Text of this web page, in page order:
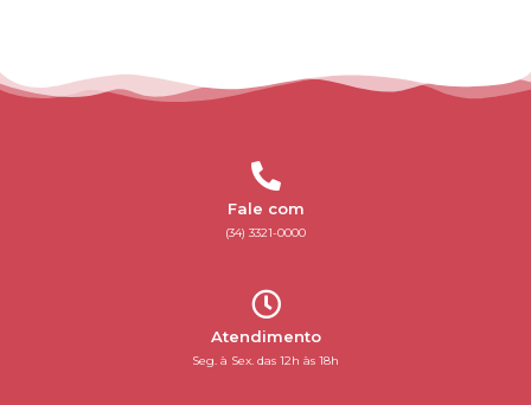
Fale com
(34) 3321-0000
Atendimento
Seg. à Sex. das 12h às 18h